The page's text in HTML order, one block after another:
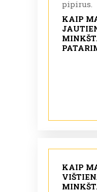
pipirus.
KAIP
KAIP